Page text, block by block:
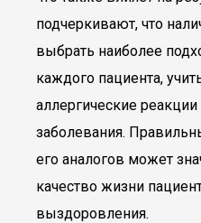
подчеркивают, что
выбрать наиболее
каждого пациента,
аллергические
заболевания.
его аналогов может
качество жизни
выздоровления.